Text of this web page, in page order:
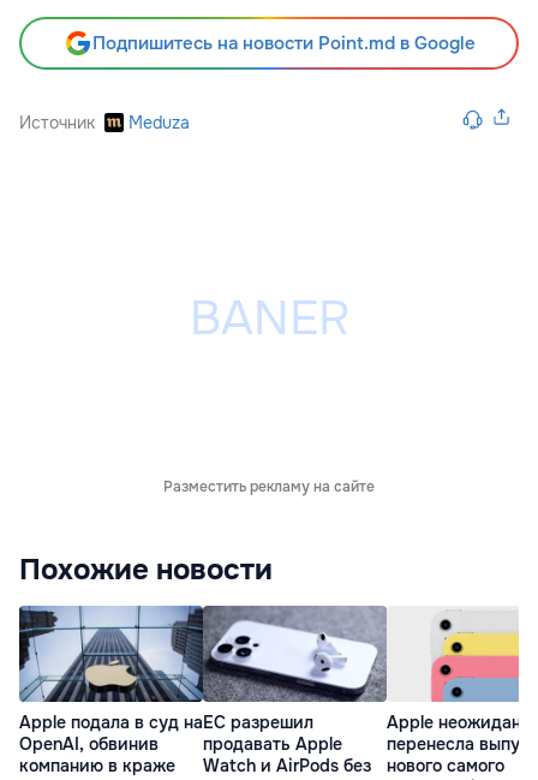
Подпишитесь на новости Point.md в Google
Источник Meduza
Разместить рекламу на сайте
Похожие новости
Apple подала в суд на
OpenAI, обвинив
компанию в краже
ЕС разрешил
продавать Apple
Watch и AirPods без
Apple
перенесла выпуск
нового самого